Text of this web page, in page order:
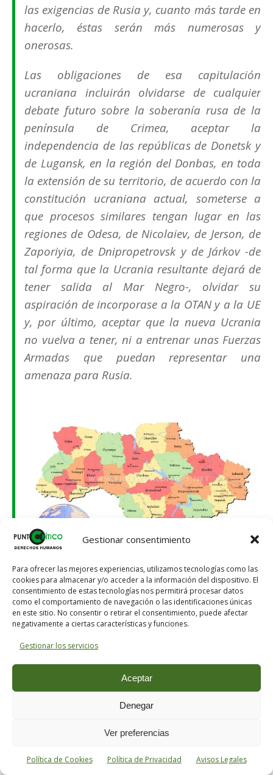
Gestionar consentimiento
Para ofrecer las mejores experiencias, utilizamos tecnologías como las
cookies para almacenar y/o acceder a la información del dispositivo. El
consentimiento de estas tecnologías nos permitirá procesar datos
como el comportamiento de navegación o las identificaciones únicas
en este sitio. No consentir o retirar el consentimiento, puede afectar
negativamente a ciertas características y funciones.
Gestionar los servicios
Aceptar
Denegar
Ver preferencias
Política de Cookies Política de Privacidad Avisos Legales
las exigencias de Rusia y, cuanto más tarde en
hacerlo, éstas serán más numerosas y
onerosas.
Las obligaciones de esa capitulación
ucraniana incluirán olvidarse de cualquier
debate futuro sobre la soberanía rusa de la
península de Crimea, aceptar la
independencia de las repúblicas de Donetsk y
de Lugansk, en la región del Donbas, en toda
la extensión de su territorio, de acuerdo con la
constitución ucraniana actual, someterse a
que procesos similares tengan lugar en las
regiones de Odesa, de Nicolaiev, de Jerson, de
Zaporiyia, de Dnipropetrovsk y de Járkov -de
tal forma que la Ucrania resultante dejará de
tener salida al Mar Negro-, olvidar su
aspiración de incorporase a la OTAN y a la UE
y, por último, aceptar que la nueva Ucrania
no vuelva a tener, ni a entrenar unas Fuerzas
Armadas que puedan representar una
amenaza para Rusia.
De esta resolución del enfrentamiento, la UE
saldrá debilitada y su influencia en el mundo
se hundirá y EE. UU. comprobará que, en
muchas regiones del planeta, se le habrá
Este es el mundo hacia el que nos